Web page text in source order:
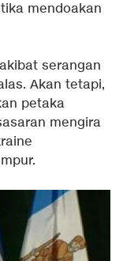
mendoakan
serangan
Akan tetapi,
petaka
mengira